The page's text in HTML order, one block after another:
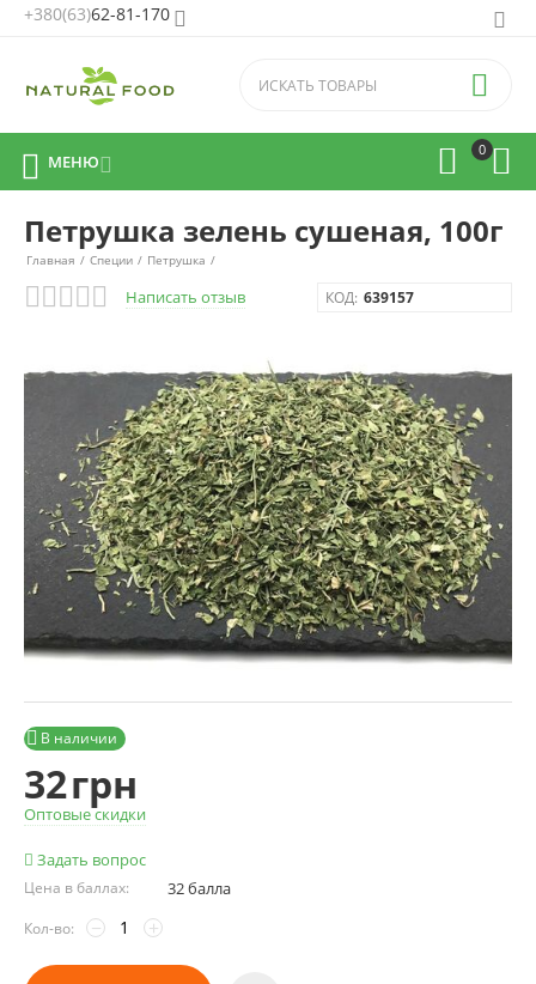
+380(63)62-81-170 
0 


 МЕНЮ
Петрушка зелень сушеная, 100г
Главная / Специи / Петрушка /
Написать отзыв КОД: 639157
В наличии

32грн
Оптовые скидки
Задать вопрос
Цена в баллах: 32 балла
Кол-во: +
−